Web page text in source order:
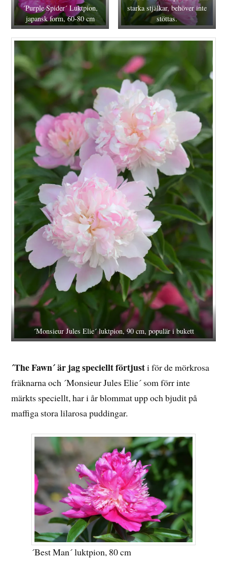
´Purple Spider´ Luktpion,
japansk form, 60-80 cm
starka stjälkar, behöver inte
stöttas.
´Monsieur Jules Elie´ luktpion, 90 cm, populär i bukett
´The Fawn´ är jag speciellt förtjusti för de mörkrosa
fräknarna och ´Monsieur Jules Elie´ som förr inte
märkts speciellt, har i år blommat upp och bjudit på
maffiga stora lilarosa puddingar.
´Best Man´ luktpion, 80 cm